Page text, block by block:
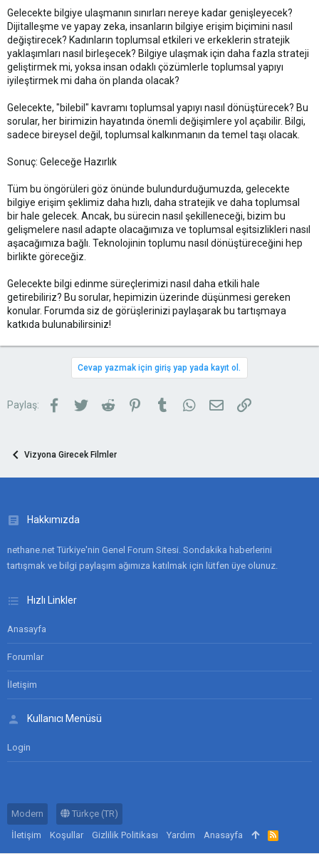
Gelecekte bilgiye ulaşmanın sınırları nereye kadar genişleyecek?
Dijitalleşme ve yapay zeka, insanların bilgiye erişim biçimini nasıl
değiştirecek? Kadınların toplumsal etkileri ve erkeklerin stratejik
yaklaşımları nasıl birleşecek? Bilgiye ulaşmak için daha fazla strateji
geliştirmek mi, yoksa insan odaklı çözümlerle toplumsal yapıyı
iyileştirmek mi daha ön planda olacak?
Gelecekte, "bilebil" kavramı toplumsal yapıyı nasıl dönüştürecek? Bu
sorular, her birimizin hayatında önemli değişimlere yol açabilir. Bilgi,
sadece bireysel değil, toplumsal kalkınmanın da temel taşı olacak.
Sonuç: Geleceğe Hazırlık
Tüm bu öngörüleri göz önünde bulundurduğumuzda, gelecekte
bilgiye erişim şeklimiz daha hızlı, daha stratejik ve daha toplumsal
bir hale gelecek. Ancak, bu sürecin nasıl şekilleneceği, bizim bu
gelişmelere nasıl adapte olacağımıza ve toplumsal eşitsizlikleri nasıl
aşacağımıza bağlı. Teknolojinin toplumu nasıl dönüştüreceğini hep
birlikte göreceğiz.
Gelecekte bilgi edinme süreçlerimizi nasıl daha etkili hale
getirebiliriz? Bu sorular, hepimizin üzerinde düşünmesi gereken
konular. Forumda siz de görüşlerinizi paylaşarak bu tartışmaya
katkıda bulunabilirsiniz!
Cevap yazmak için giriş yap yada kayıt ol.
Paylaş: Facebook
TwitterReddit PinterestTumblrWhatsApp
E-postaLink
Vizyona Girecek Filmler
Hakkımızda
nethane.net Türkiye'nin Genel Forum Sitesi. Sondakika haberlerini
tartışmak ve bilgi paylaşım ağımıza katılmak için lütfen üye olunuz.
Hızlı Linkler
Anasayfa
Forumlar
İletişim
Kullanıcı Menüsü
Login
Modern
Türkçe (TR)
İletişim
Koşullar Gizlilik Politikası Yardım Anasayfa
R
S
S